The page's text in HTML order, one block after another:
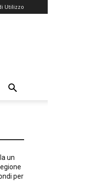
Utilizzo
un
per